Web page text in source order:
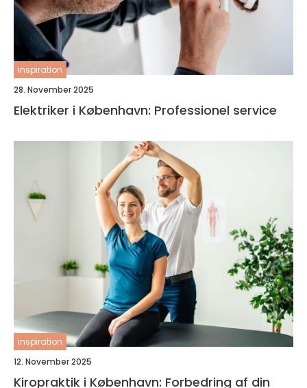
inspiration
28. November 2025
Elektriker i København: Professionel service
inspiration
12. November 2025
Kiropraktik i København: Forbedring af din